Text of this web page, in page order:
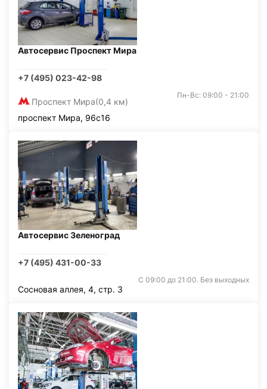
Автосервис Проспект Мира
+7 (495) 023-42-98
Проспект Мира(0,4 км)
Пн-Вс: 09:00 - 21:00
проспект Мира, 96с16
Автосервис Зеленоград
+7 (495) 431-00-33
С 09:00 до 21:00. Без выходных
Сосновая аллея, 4, стр. 3